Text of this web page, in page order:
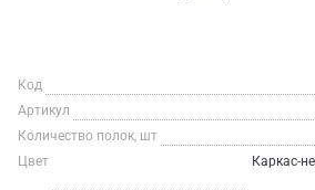
Код
Артикул
Количество полок, шт
Цвет
Каркас-